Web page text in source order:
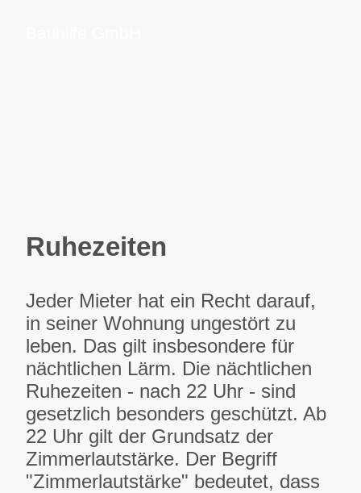
Ruhezeiten
Jeder Mieter hat ein Recht darauf,
in seiner Wohnung ungestört zu
leben. Das gilt insbesondere für
nächtlichen Lärm. Die nächtlichen
Ruhezeiten - nach 22 Uhr - sind
gesetzlich besonders geschützt. Ab
22 Uhr gilt der Grundsatz der
Zimmerlautstärke. Der Begriff
"Zimmerlautstärke" bedeutet, dass